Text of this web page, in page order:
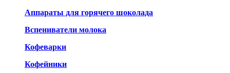
Аппараты для горячего шоколада
Вспениватели молока
Кофеварки
Кофейники